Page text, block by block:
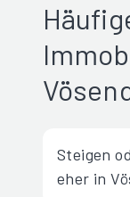
Steigen
eher in